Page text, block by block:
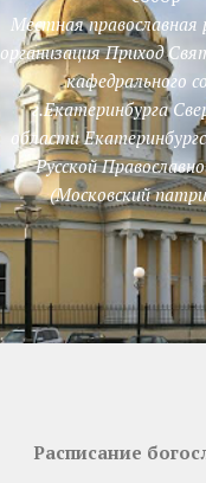
Местная православная
организация Приход
кафедрального
г.Екатеринбурга
области
Русской
(Московский
Расписание